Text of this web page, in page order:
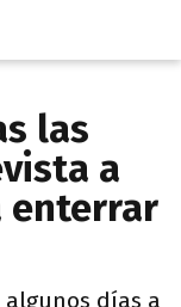
las
a
enterrar
días a